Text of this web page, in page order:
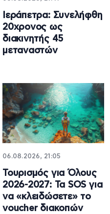
Ιεράπετρα: Συνελήφθη
20χρονος ως
διακινητής 45
μεταναστών
06.08.2026, 21:05
Τουρισμός για Όλους
2026-2027: Τα SOS για
να «κλειδώσετε» το
voucher διακοπών